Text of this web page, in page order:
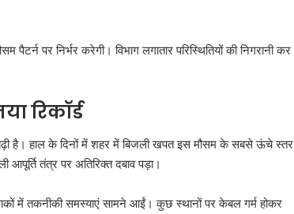
पर निर्भर करेगी। विभाग लगातार परिस्थितियों की निगरानी कर
रिकॉर्ड
है। हाल के दिनों में शहर में बिजली खपत इस मौसम के सबसे ऊंचे स्तर
तंत्र पर अतिरिक्त दबाव पड़ा।
में तकनीकी समस्याएं सामने आईं। कुछ स्थानों पर केबल गर्म होकर